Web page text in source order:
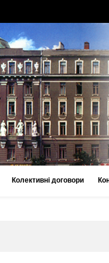
Колективні договори